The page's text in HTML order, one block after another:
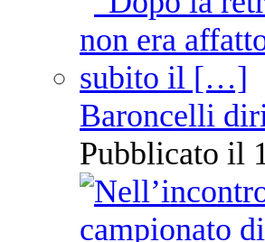
Baroncelli
Pubblicato il